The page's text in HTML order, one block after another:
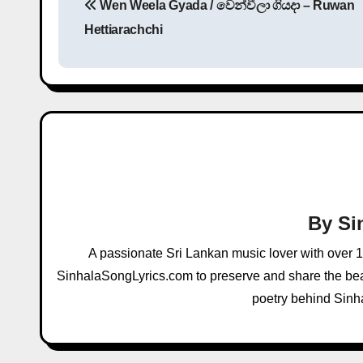
t
n
a
i
Wen Weela Gyada / වෙන්වීලා ගියදා – Ruwan
Hettiarachchi
By
A passionate Sri Lankan music lover with over
SinhalaSongLyrics.com to preserve and share the
poetry behind